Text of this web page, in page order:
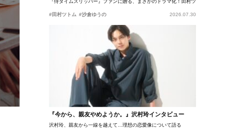
#田村ツトム #沙倉ゆうの 2026.07.30
『今から、親友やめようか。』沢村玲インタビュー
沢村玲、親友から一線を越えて…理想の恋愛像について語る